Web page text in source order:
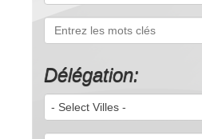
Délégation:
- Select Villes -